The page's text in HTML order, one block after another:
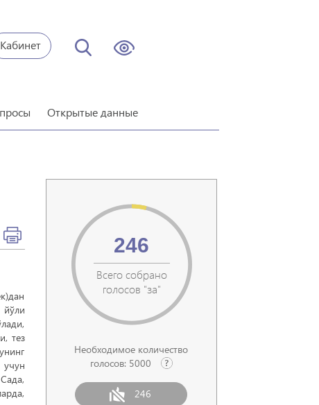
Кабинет
Открытые данные
Всего собрано
голосов "за"
246
Необходимое количество
голосов: 5000
246
тез
учун